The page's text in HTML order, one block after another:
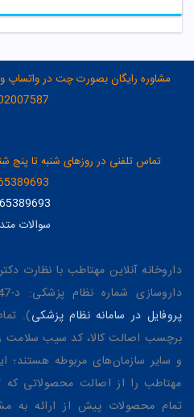
سوالات
داروخانه آنلاین مهتاطب با نظارت
داروسازی شماره نظام پزشکی: د-3247، فعالیت می‌کند. (
پروفایل در سامانه نظام پزشکی).
برچسب اصالت کالا، کد سیب سلامت
و سایر سازمان‌های مربوطه هستند؛
مهتاطب را از اصالت محصولاتی که
تمام محصولات پیش از ارائه به